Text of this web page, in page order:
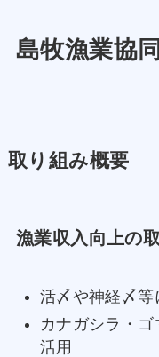
島牧漁業協
取り組み概要
漁業収入向上の
活〆や神経〆
カナガシラ・
活用